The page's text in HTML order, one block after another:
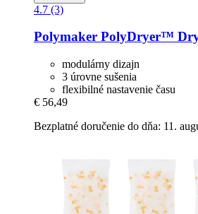
4.7 (3)
Polymaker PolyDryer™
modulárny dizajn
3 úrovne sušenia
flexibilné nastavenie času
€ 56,49
Bezplatné doručenie do dňa: 11.